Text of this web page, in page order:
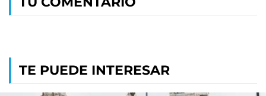
TE PUEDE INTERESAR